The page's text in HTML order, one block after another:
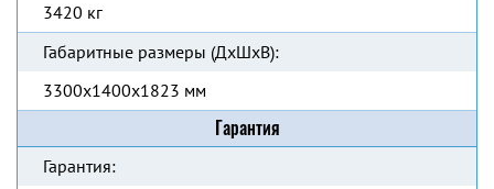
3420 кг
Габаритные размеры (ДхШхВ):
3300x1400x1823 мм
Гарантия
Гарантия: